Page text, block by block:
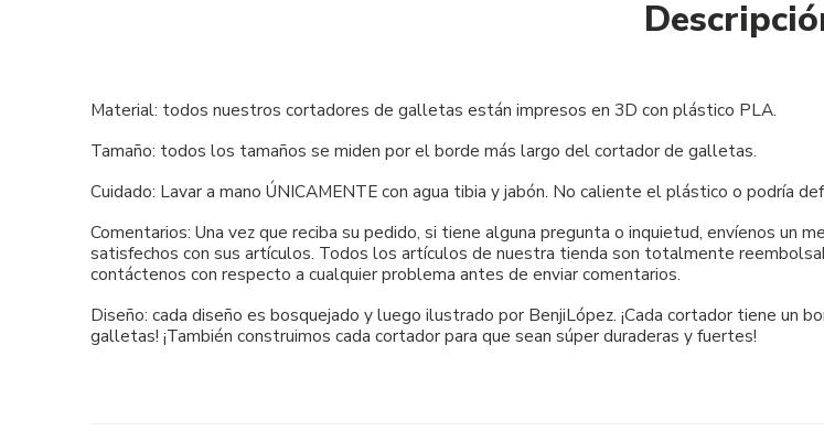
Material: todos nuestros cortadores de galletas están impresos en 3D con plástico PLA.
Tamaño: todos los tamaños se miden por el borde más largo del cortador de galletas.
Cuidado: Lavar a mano ÚNICAMENTE con agua tibia y jabón. No caliente el plástico o podría
Comentarios: Una vez que reciba su pedido, si tiene alguna pregunta o inquietud, envíenos un
satisfechos con sus artículos. Todos los artículos de nuestra tienda son totalmente
contáctenos con respecto a cualquier problema antes de enviar comentarios.
Diseño: cada diseño es bosquejado y luego ilustrado por BenjiLópez. ¡Cada cortador tiene un
galletas! ¡También construimos cada cortador para que sean súper duraderas y fuertes!